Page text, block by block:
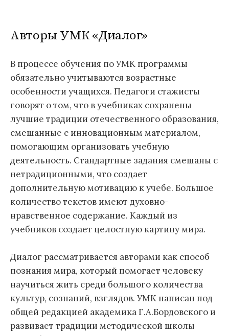
Авторы УМК «Диалог»
В процессе обучения по УМК программы
обязательно учитываются возрастные
особенности учащихся. Педагоги стажисты
говорят о том, что в учебниках сохранены
лучшие традиции отечественного образования,
смешанные с инновационным материалом,
помогающим организовать учебную
деятельность. Стандартные задания смешаны с
нетрадиционными, что создает
дополнительную мотивацию к учебе. Большое
количество текстов имеют духовно-
нравственное содержание. Каждый из
учебников создает целостную картину мира.
Диалог рассматривается авторами как способ
познания мира, который помогает человеку
научиться жить среди большого количества
культур, сознаний, взглядов. УМК написан под
общей редакцией академика Г.А.Бордовского и
развивает традиции методической школы